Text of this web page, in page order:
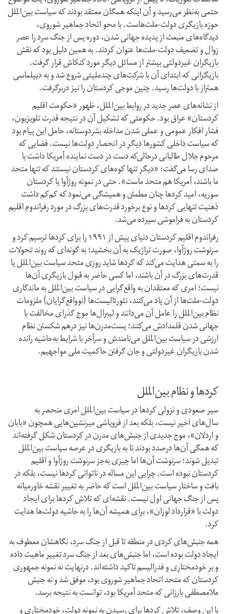
حتمی بە‌نظر می‌رسید و آن اینکه همگان معتقد بودند کە سیاست بین‌الملل
حوزە بازیگری دولت-ملت‌هاست. با محو اتحاد جماهیر شوروی،
دیدگاه‌های منبعث از پدیده جهانی شدن، دورە پس از جنگ سرد را عصر
زوال و تضعیف دولت-ملت‌ها عنوان کردند. بە همین دلیل بود کە نقش
بازیگران غیردولتی بیشتر از مسائل دیگر مورد کنکاش قرار گرفت.
بازیگرانی کە ابتدای آن با شرکت‌های چندملیتی شروع شد و بە دیپلماسی
همتراز با دولت‌ها رسید. چنین موجی کردستان را نیز دربرگرفت.
از نشانه‌های عصر جدید در روابط بین‌الملل، ظهور «حکومت اقلیم
کردستان» عراق بود. حکومتی کە تشکیل آن در نتیجە قدرت تلویزیون،
فشار افکار عمومی و عملی شدن مداخلە بشردوستانە، حامل این پیام بود
کە سیاست داخلی کشورها دیگر در انحصار دولت‌ها نیست. فضایی کە
مرحوم جلال طالبانی درحالی‌که دست در دست نمایندە آمریکا داشت با
صدای رسا می‌گفت: «دیگر تنها کوه‌های کردستان نیستند کە تنها متحد
ما باشند، آمریکا هم متحد ماست». حتی در نمونە روژآوا یا کردستان
سوریە، امید کردها چنان مطمئن و همیشگی می‌نمود کە کم‌کم داشت
ذهنیت تنهایی کردها و نوع برخورد قدرت‌های بزرگ در مورد رفراندوم اقلیم
کردستان بە فراموشی سپردە می‌شد.
رفراندوم اقلیم کردستان دنیای پیش از ١٩٩١ را برای کردها ترسیم کرد و
سرنوشت روژآوا، صورت تراژیک بە آن بخشید؛ بە گونەای کە روند تحولات
را بە سمتی هدایت می‌کند کە کردها شاید روزی متحد سیاست بین‌الملل یا
قدرت‌های بزرگ در آن باشند، اما کسی حاضر بە قبول بازیگری آن‌ها
نیست؛ امری کە معتقدان به واقع‌گرایی در سیاست بین‌الملل بە ماندگاری
دولت-ملت‌ها از آن یاد می‌کنند، نئورئالیست‌ها (نوواقع‌گرایان) ملزومات
نظام بین‌الملل را عامل آن می‌دانند و لیبرال‌ها موج گذرای مخالفت با
جهانی شدن قلمدادش می‌کنند؛ پست‌مدرن‌ها نیز درهم شکستن نظام
ارزشی در سیاست بین‌الملل می‌نامندش و سرآخر با شرایط بە‌حاشیە راندە
شدن بازیگران غیردولتی و جان گرفتن حاکمیت ملی مواجهیم.
کردها و نظام بین‌الملل
سیر صعودی و نزولی کردها در سیاست بین‌الملل امری منحصر بە
سال‌های اخیر نیست، بلکە بعد از فروپاشی میرنشین‌هایی همچون «بابان
و اردلان»، موج جدیدی از جنبش‌های مدرن در کردستان شکل گرفتەاند
کە همگی آن‌ها درصدد بودند تا بە بازیگری در عرصە سیاست بین‌الملل
تبدیل شوند؛ سرنوشت آن‌ها اما چیزی به‌جز سرنوشت روژآوا و اقلیم
کردستان نبودە است. چرایی این مسالە در ناتوانی کردها نیست، بلکە در
بافت و ساختار سیاست بین‌الملل است کە حاضر بە تغییر نقشە خاورمیانە
پس از جنگ جهانی اول نیست. نقشەای کە تلاش کردها برای ایجاد
دولت با «قرارداد لوزان»، برای همیشە آن‌ها را بە حاشیە دولت‌ها هدایت
کرد.
همە جنبش‌های کردی در منطقە تا قبل از جنگ سرد، نگاهشان معطوف بە
ایجاد دولت بودە است، اما جنبش‌های بعد از جنگ سرد تغییر ماهیت دادە
و بر خودمختاری و فدرالیسم تاکید داشتەاند. درنهایت نە نمونە جمهوری
کردستان کە متحد اتحاد جماهیر شوروی بود، موفق شد و نە جنبش
ملامصطفی بارزانی کە متحد آمریکا بود، توانست بە نتیجە برسد.